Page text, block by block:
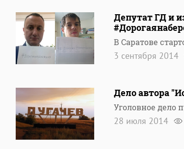
Депутат ГД и
В Саратове
3 сентября 2014
Дело автора
Уголовное дело
28 июля 2014